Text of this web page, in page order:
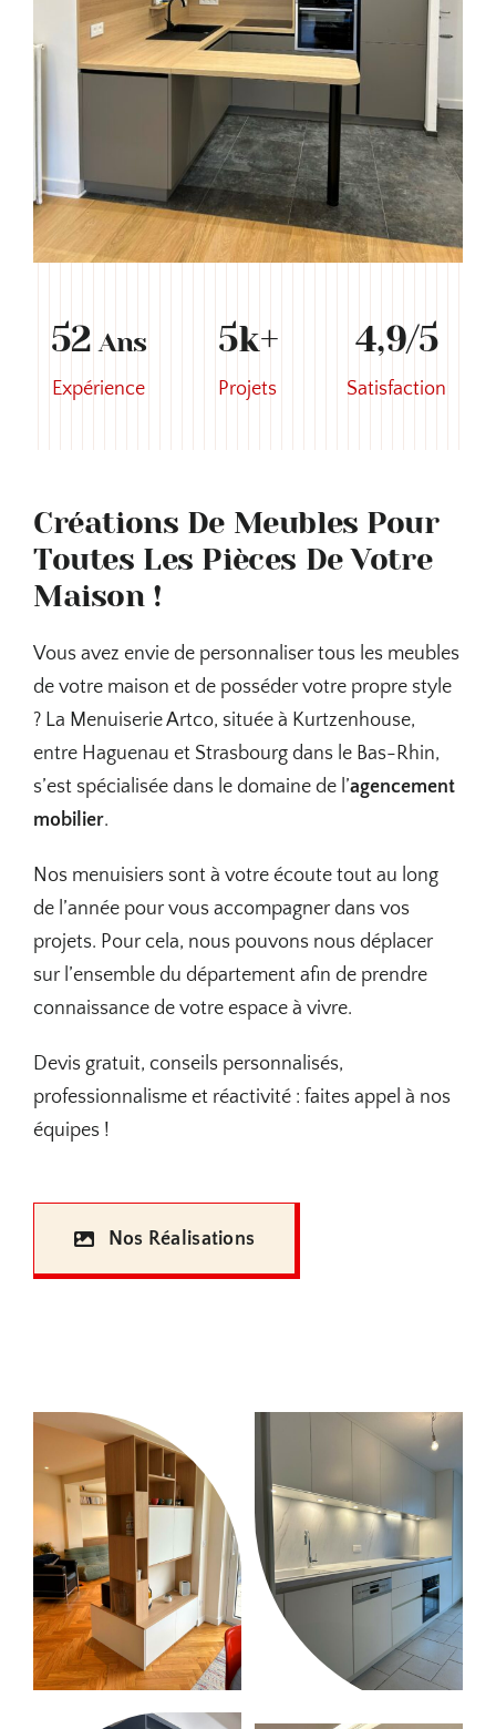
52 Ans
Expérience
5k+
Projets
4,9/5
Satisfaction
Créations De Meubles Pour
Toutes Les Pièces De Votre
Maison !
Vous avez envie de personnaliser tous les meubles
de votre maison et de posséder votre propre style
? La Menuiserie Artco, située à Kurtzenhouse,
entre Haguenau et Strasbourg dans le Bas-Rhin,
s’est spécialisée dans le domaine de l’agencement
mobilier.
Nos menuisiers sont à votre écoute tout au long
de l’année pour vous accompagner dans vos
projets. Pour cela, nous pouvons nous déplacer
sur l’ensemble du département afin de prendre
connaissance de votre espace à vivre.
Devis gratuit, conseils personnalisés,
professionnalisme et réactivité : faites appel à nos
équipes !
Nos Réalisations